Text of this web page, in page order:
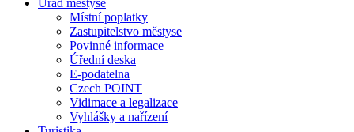
Úřad městyse
Místní poplatky
Zastupitelstvo městyse
Povinné informace
Úřední deska
E-podatelna
Czech POINT
Vidimace a legalizace
Vyhlášky a nařízení